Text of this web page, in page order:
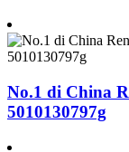
No.1 di China
5010130797g